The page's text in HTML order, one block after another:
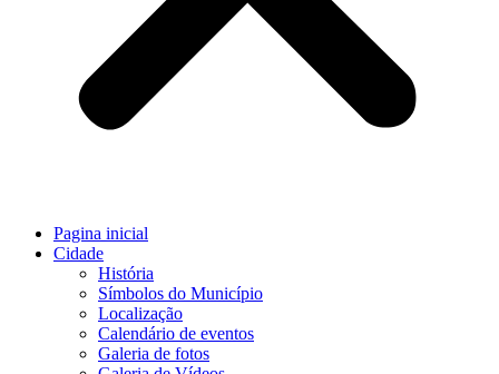
Pagina inicial
Cidade
História
Símbolos do Município
Localização
Calendário de eventos
Galeria de fotos